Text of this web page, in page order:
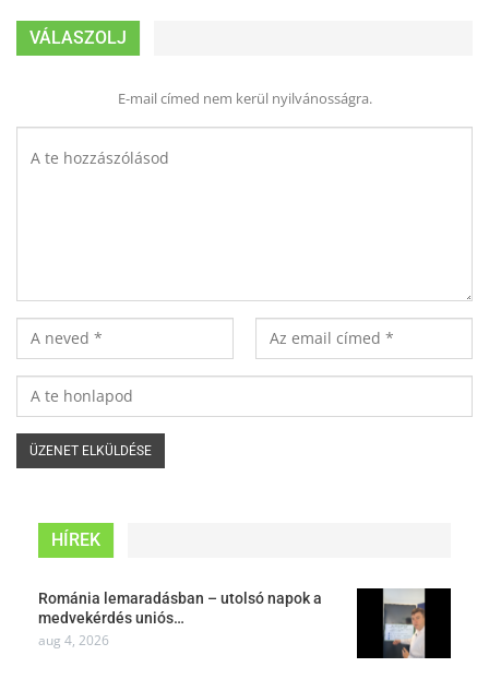
VÁLASZOLJ
E-mail címed nem kerül nyilvánosságra.
HÍREK
Románia lemaradásban – utolsó napok a
medvekérdés uniós…
aug 4, 2026